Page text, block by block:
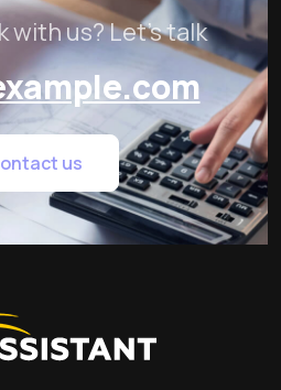
us? Let’s talk
us